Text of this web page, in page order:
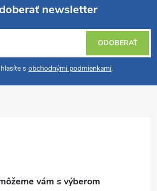
newsletter
s obchodnými podmienkami.
ODOBERAŤ